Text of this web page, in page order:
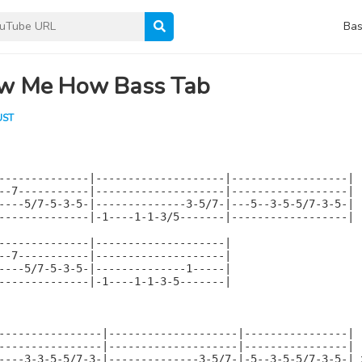
Me How Bass Tab
|--------------------|------------------|
7-----------|--------------------|------------------|
5/7-5-3-5-|--------------3-5/7-|---5--3-5-5/7-3-5-|
|-1----1-1-3/5-------|------------------|
|--------------------|
7-----------|--------------------|
5/7-5-3-5-|--------------1-----|
|-1----1-1-3-5-------|
|--------------------|----------------|
|--------------------|----------------|
3-3-5-5/7-3-|--------------3-5/7-|-5--3-5-5/7-3-5-|